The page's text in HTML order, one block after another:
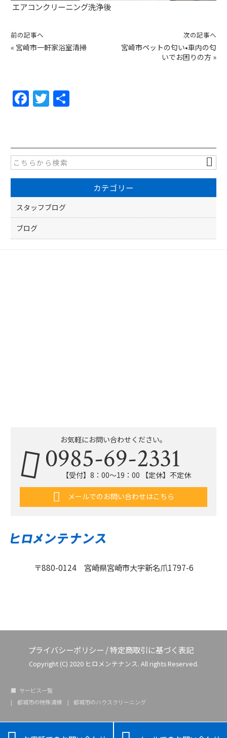
エアコンクリーニング洗浄後
前の記事へ
« 宮崎市一軒家浴室清掃
次の記事へ
宮崎市ペットの匂い•車内の匂
いでお困りの方 »
F
a
e
b
o
o
k
T
w
er
カテゴリー
スタッフブログ
ブログ
〒880-0124 宮崎県宮崎市大字新名爪1797-6
お気軽にお問い合わせください。
0985-69-2331
【受付】8：00〜19：00 【定休】不定休
メールでのお問い合わせはこちら
プライバシーポリシー /特定商取引に基づく表記
Copyright (C) 2020 ヒロメンテナンス. All rights Reserved.
サービス一覧
都城市の特殊清掃
都城市のハウスクリーニング